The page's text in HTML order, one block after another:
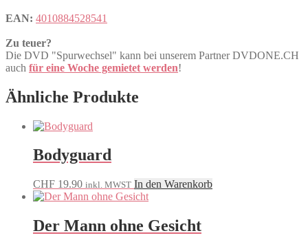
EAN: 4010884528541
Zu teuer?
Die DVD "Spurwechsel" kann bei unserem Partner DVDONE.CH
auch für eine Woche gemietet werden!
Ähnliche Produkte
Bodyguard
CHF 19.90 inkl. MWST In den Warenkorb
Der Mann ohne Gesicht